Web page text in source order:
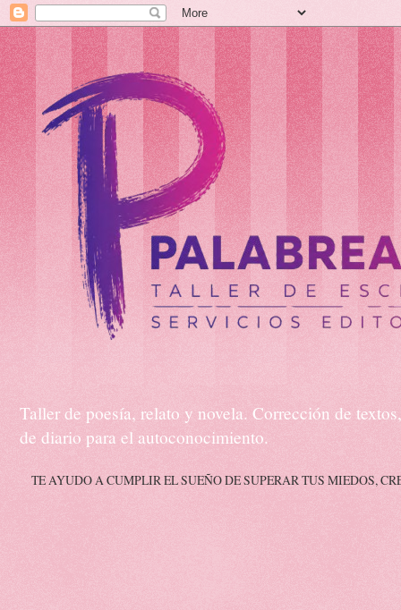
Taller de poesía, relato y novela. Corrección de
de diario para el autoconocimiento.
TE AYUDO A CUMPLIR EL SUEÑO DE SUPERAR TUS MIEDOS,